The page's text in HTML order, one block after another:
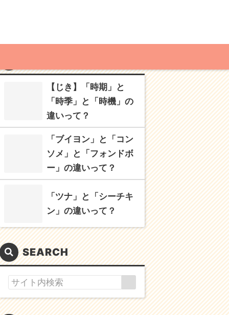
【じき】「時期」と
「時季」と「時機」の
違いって？
「ブイヨン」と「コン
ソメ」と「フォンドボ
ー」の違いって？
「ツナ」と「シーチキ
ン」の違いって？
SEARCH